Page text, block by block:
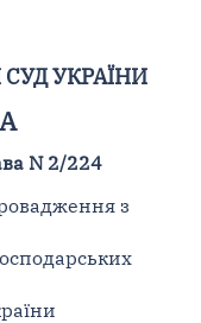
УКРАЇНИ
N 2/224
з